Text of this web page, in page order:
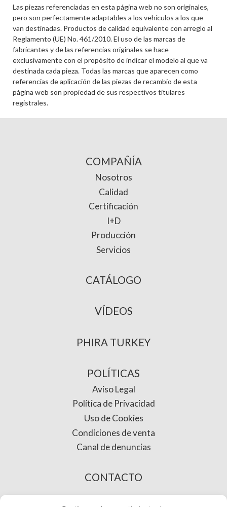
Las piezas referenciadas en esta página web no son originales,
pero son perfectamente adaptables a los vehículos a los que
van destinadas. Productos de calidad equivalente con arreglo al
Reglamento (UE) No. 461/2010. El uso de las marcas de
fabricantes y de las referencias originales se hace
exclusivamente con el propósito de indicar el modelo al que va
destinada cada pieza. Todas las marcas que aparecen como
referencias de aplicación de las piezas de recambio de esta
página web son propiedad de sus respectivos titulares
registrales.
COMPAÑÍA
Nosotros
Calidad
Certificación
I+D
Producción
Servicios
CATÁLOGO
VÍDEOS
PHIRA TURKEY
POLÍTICAS
Aviso Legal
Política de Privacidad
Uso de Cookies
Condiciones de venta
Canal de denuncias
CONTACTO